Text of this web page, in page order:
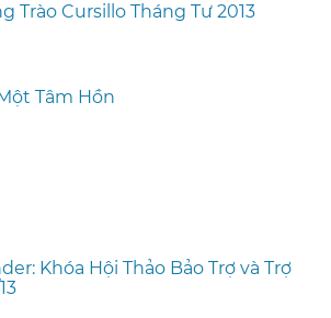
Trào Cursillo Tháng Tư 2013
Tâm Hồn
Khóa Hội Thảo Bảo Trợ và Trợ